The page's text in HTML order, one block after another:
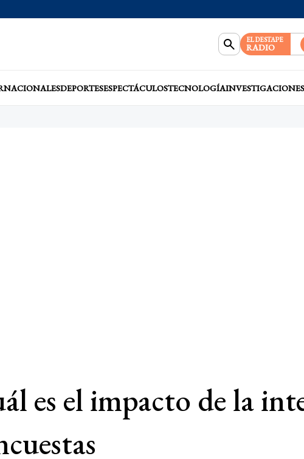
EL DESTAPE
RADIO
DEPORTESESPECTÁCULOSTECNOLOGÍAINVESTIGACIONES
es el impacto de la